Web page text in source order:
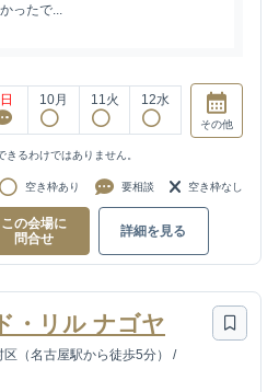
ったで...
日 10月 11火 12水
その他
るわけではありません。
空き枠あり 要相談 空き枠なし
この会場に
問合せ
詳細を見る
・リル ナゴヤ
（名古屋駅から徒歩5分）
/